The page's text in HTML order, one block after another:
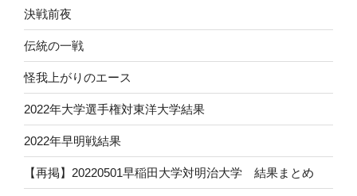
決戦前夜
伝統の一戦
怪我上がりのエース
2022年大学選手権対東洋大学結果
2022年早明戦結果
【再掲】20220501早稲田大学対明治大学 結果まとめ